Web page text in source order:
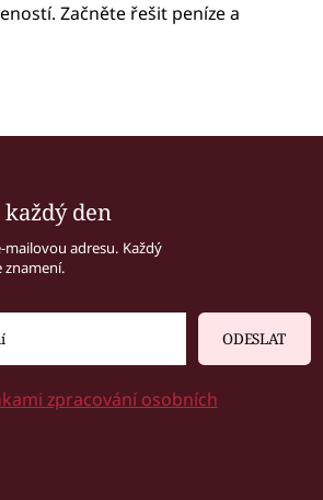
Začněte řešit peníze a
den
mailovou adresu. Každý
znamení.
ODESLAT
zpracování osobních